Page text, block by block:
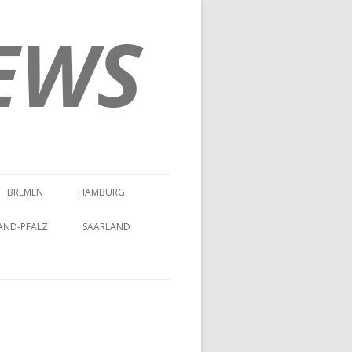
BREMEN HAMBURG
PFALZ SAARLAND